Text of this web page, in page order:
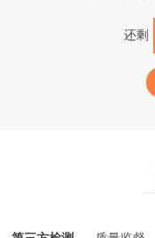
还剩